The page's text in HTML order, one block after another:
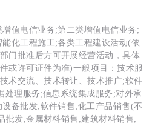
电信业务;第二类增值电信业务;
化工程施工;各类工程建设活动(依
门批准后方可开展经营活动，具体
或许可证件为准)一般项目：技术服
术交流、技术转让、技术推广;软件
处理服务;信息系统集成服务;对外承
备批发;软件销售;化工产品销售(不
批发;金属材料销售;建筑材料销售;